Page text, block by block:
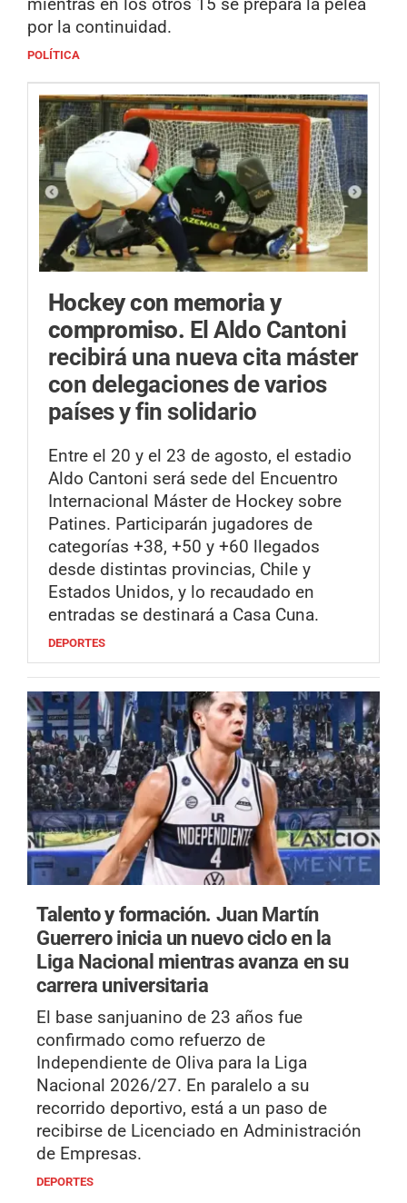
mientras en los otros 15 se prepara la pelea
por la continuidad.
POLÍTICA
Hockey con memoria y
compromiso. El Aldo Cantoni
recibirá una nueva cita máster
con delegaciones de varios
países y fin solidario
Entre el 20 y el 23 de agosto, el estadio
Aldo Cantoni será sede del Encuentro
Internacional Máster de Hockey sobre
Patines. Participarán jugadores de
categorías +38, +50 y +60 llegados
desde distintas provincias, Chile y
Estados Unidos, y lo recaudado en
entradas se destinará a Casa Cuna.
DEPORTES
Talento y formación. Juan Martín
Guerrero inicia un nuevo ciclo en la
Liga Nacional mientras avanza en su
carrera universitaria
El base sanjuanino de 23 años fue
confirmado como refuerzo de
Independiente de Oliva para la Liga
Nacional 2026/27. En paralelo a su
recorrido deportivo, está a un paso de
recibirse de Licenciado en Administración
de Empresas.
DEPORTES